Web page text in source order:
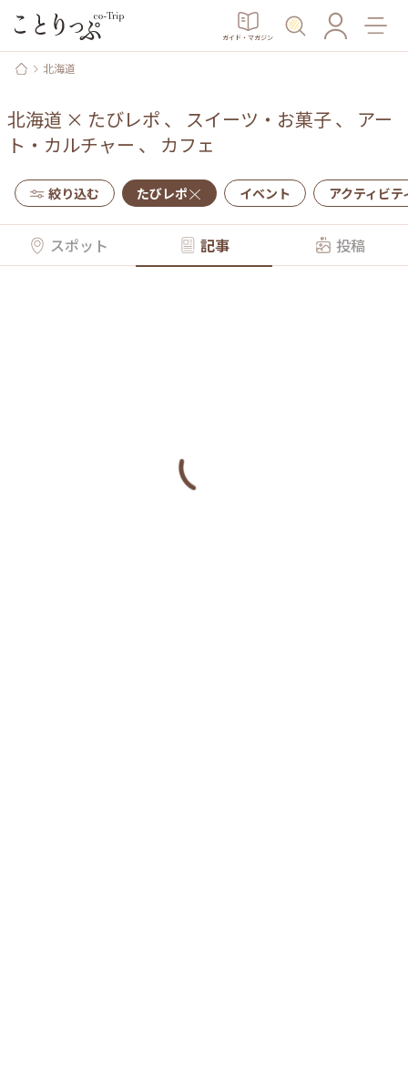
ガイド・マガジン
北海道
北海道 × たびレポ 、 スイーツ・お菓子、 アー
ト・カルチャー 、 カフェ
絞り込む たびレポ イベント アクティビテ
スポット 記事 投稿